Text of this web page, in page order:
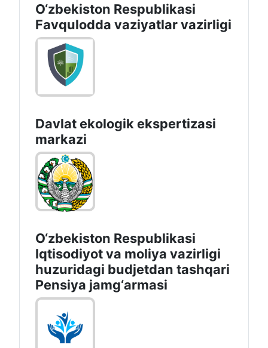
O‘zbеkistоn Rеspublikаsi
Favqulodda vaziyatlar vazirligi
Davlat ekologik ekspertizasi
markazi
O‘zbekiston Respublikasi
Iqtisodiyot va moliya vazirligi
huzuridagi budjetdan tashqari
Pensiya jamg‘armasi